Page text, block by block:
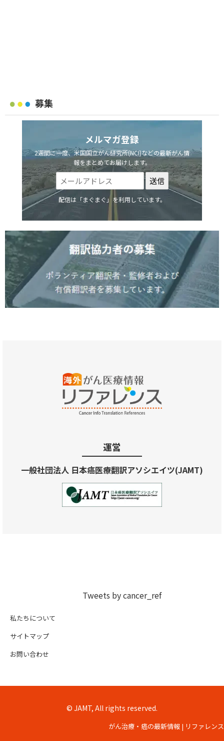
募集
メルマガ登録
2週間に一度、米国国立がん研究所(NCI)などの最新がん情
報をまとめてお届けします。
配信は「まぐまぐ」を利用しています。
運営
一般社団法人 日本癌医療翻訳アソシエイツ(JAMT)
Tweets by cancer_ref
私たちについて
サイトマップ
お問い合わせ
© JAMT, All rights reserved.
がん治療・癌の最新情報 | リファレンス